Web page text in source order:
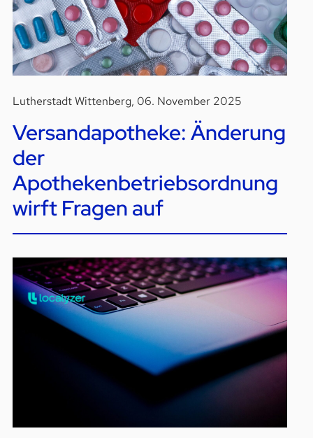
Lutherstadt Wittenberg, 06. November 2025
Versandapotheke: Änderung
der
Apothekenbetriebsordnung
wirft Fragen auf